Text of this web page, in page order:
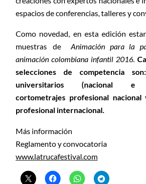
espacios de conferencias, talleres y
Como novedad, en esta edición
muestras de Animación para la
animación colombiana infantil 2016.
selecciones de competencia
universitarios (nacional e
cortometrajes profesional
profesional internacional.
Más información
Reglamento y convocatoria
www.latrucafestival.com